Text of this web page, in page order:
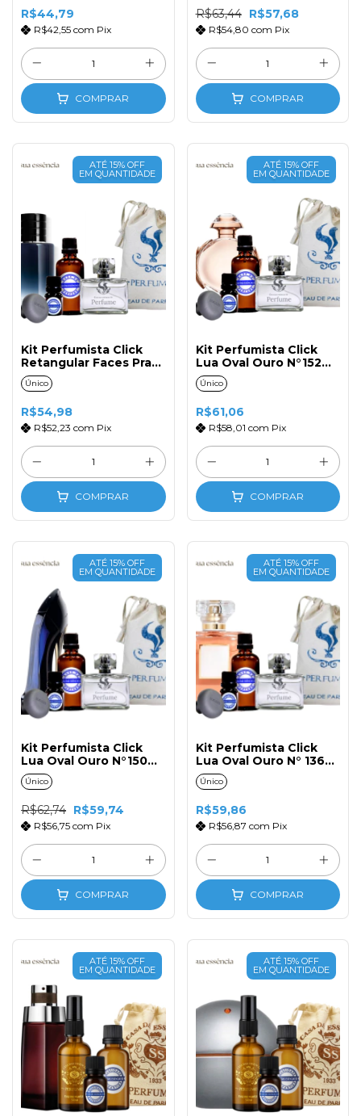
R$44,79
R$42,55 com Pix
COMPRAR
R$63,44 R$57,68
R$54,80 com Pix
COMPRAR
ATÉ 15% OFF
EM QUANTIDADE
Kit Perfumista Click
Retangular Faces Prata
N°153 Masc. 50ml
Único
R$54,98
R$52,23 com Pix
COMPRAR
ATÉ 15% OFF
EM QUANTIDADE
Kit Perfumista Click
Lua Oval Ouro N°152
Fem. 50ml
Único
R$61,06
R$58,01 com Pix
COMPRAR
ATÉ 15% OFF
EM QUANTIDADE
Kit Perfumista Click
Lua Oval Ouro N°150
Fem. 50ml
Único
R$62,74 R$59,74
R$56,75 com Pix
COMPRAR
ATÉ 15% OFF
EM QUANTIDADE
Kit Perfumista Click
Lua Oval Ouro N° 136
Fem. 50ml
Único
R$59,86
R$56,87 com Pix
COMPRAR
ATÉ 15% OFF
EM QUANTIDADE
ATÉ 15% OFF
EM QUANTIDADE